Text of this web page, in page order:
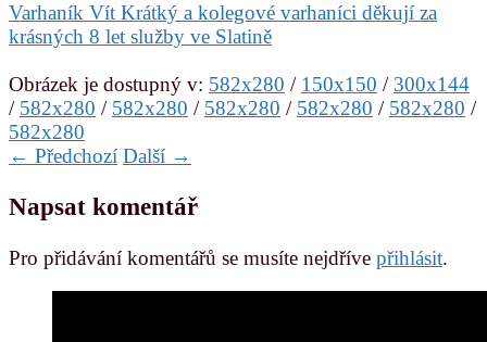
Varhaník Vít Krátký a kolegové varhaníci děkují za
krásných 8 let služby ve Slatině
Obrázek je dostupný v: 582x280 / 150x150 / 300x144
/ 582x280 / 582x280 / 582x280 / 582x280 / 582x280 /
582x280
← Předchozí Další →
Napsat komentář
Pro přidávání komentářů se musíte nejdříve přihlásit.